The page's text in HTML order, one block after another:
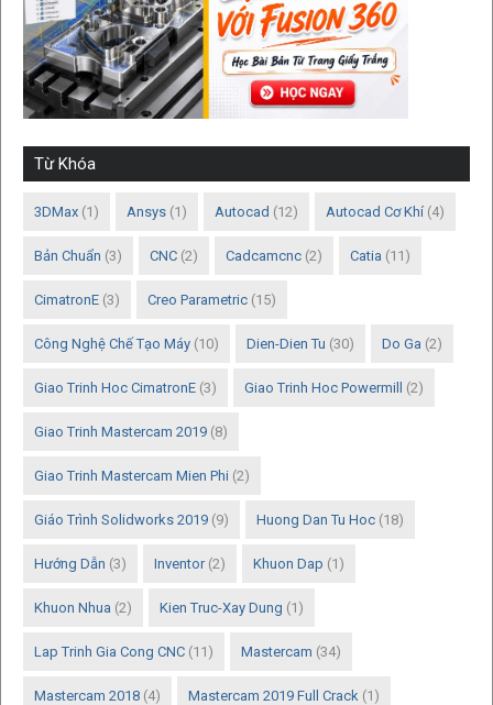
Từ Khóa
3DMax (1) Ansys (1) Autocad (12) Autocad Cơ Khí (4)
Bản Chuẩn (3) CNC (2) Cadcamcnc (2) Catia (11)
CimatronE (3) Creo Parametric (15)
Công Nghệ Chế Tạo Máy (10) Dien-Dien Tu (30) Do Ga (2)
Giao Trinh Hoc CimatronE (3) Giao Trinh Hoc Powermill (2)
Giao Trinh Mastercam 2019 (8)
Giao Trinh Mastercam Mien Phi (2)
Giáo Trình Solidworks 2019 (9) Huong Dan Tu Hoc (18)
Hướng Dẫn (3) Inventor (2) Khuon Dap (1)
Khuon Nhua (2) Kien Truc-Xay Dung (1)
Lap Trinh Gia Cong CNC (11) Mastercam (34)
Mastercam 2018 (4) Mastercam 2019 Full Crack (1)